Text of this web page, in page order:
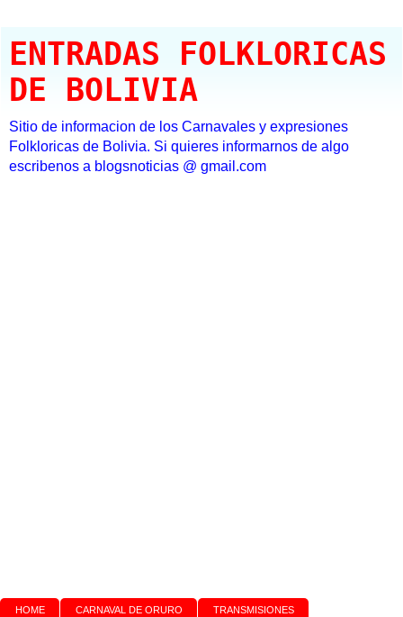
ENTRADAS FOLKLORICAS
DE BOLIVIA
Sitio de informacion de los Carnavales y expresiones
Folkloricas de Bolivia. Si quieres informarnos de algo
escribenos a blogsnoticias @ gmail.com
HOME CARNAVAL DE ORURO TRANSMISIONES